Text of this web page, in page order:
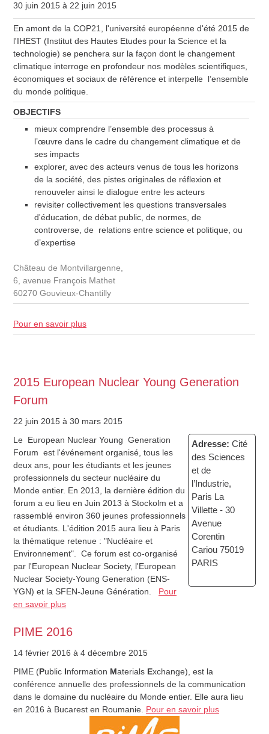
30 juin 2015 à 22 juin 2015
En amont de la COP21, l'université européenne d'été 2015 de
l'IHEST (Institut des Hautes Etudes pour la Science et la
technologie) se penchera sur la façon dont le changement
climatique interroge en profondeur nos modèles scientifiques,
économiques et sociaux de référence et interpelle l’ensemble
du monde politique.
OBJECTIFS
mieux comprendre l’ensemble des processus à
l’œuvre dans le cadre du changement climatique et de
ses impacts
explorer, avec des acteurs venus de tous les horizons
de la société, des pistes originales de réflexion et
renouveler ainsi le dialogue entre les acteurs
revisiter collectivement les questions transversales
d'éducation, de débat public, de normes, de
controverse, de relations entre science et politique, ou
d’expertise
Château de Montvillargenne,
6, avenue François Mathet
60270 Gouvieux-Chantilly
Pour en savoir plus
2015 European Nuclear Young Generation
Forum
22 juin 2015 à 30 mars 2015
Adresse: Cité
des Sciences
et de
l’Industrie,
Paris La
Villette - 30
Avenue
Corentin
Cariou 75019
PARIS
Le European Nuclear Young Generation
Forum est l'événement organisé, tous les
deux ans, pour les étudiants et les jeunes
professionnels du secteur nucléaire du
Monde entier. En 2013 la dernière édition du
forum a eu lieu en Juin 2013 à Stockolm et a
rassembléenviron 360 jeunes professionnels
et étudiants. L'édition 2015 aura lieu à Paris
la thématique retenue : "Nucléaire et
Environnement".
Ce forum est co-organisé
par l'European Nuclear Society, l'European
Nuclear Society-Young Generation (ENS-
YGN) et la SFEN-Jeune Génération
Pour
en savoir plus
PIME 2016
14 février 2016 à 4 décembre 2015
PIME (Public Information Materials Exchange), est la
conférence annuelle des professionnels de la communication
dans le domaine du nucléaire du Monde entier. Elle aura lieu
en 2016 à Bucarest en Roumanie. Pour en savoir plus